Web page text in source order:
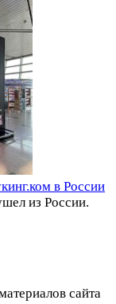
в России
из России.
сайта